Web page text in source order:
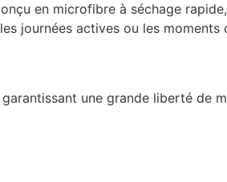
en microfibre à séchage
journées actives ou les moments
une grande liberté de